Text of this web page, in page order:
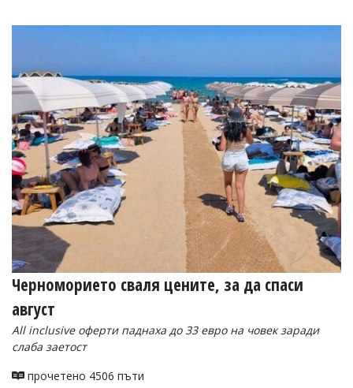
office@flagman.bg
статиите
се
въвеждат
от
читателите
и
редакцията
не
носи
отговорност
за
Ако
откриете
обиден
за
вас
коментар,
моля
сигнализирайте
Черноморието сваля цените, за да спаси
август
All inclusive оферти паднаха до 33 евро на човек заради
слаба заетост
прочетено 4506 пъти